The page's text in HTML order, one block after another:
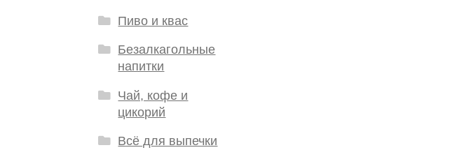
Пиво и квас
Безалкагольные
напитки
Чай, кофе и
цикорий
Всё для выпечки